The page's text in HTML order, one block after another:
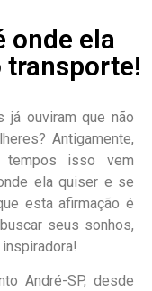
onde ela
transporte!
já ouviram que não
Antigamente,
isso vem
ela quiser e se
esta afirmação é
seus sonhos,
André-SP, desde